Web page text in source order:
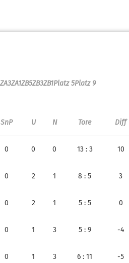
ZA3ZA1ZB5ZB3ZB1Platz 5Platz 9
SnP U N Tore Diff
0 0 0 13: 3 10
0 2 1 8 : 5 3
0 2 1 5: 5 0
0 1 3 5: 9 -4
0 1 3 6 : 11 -5